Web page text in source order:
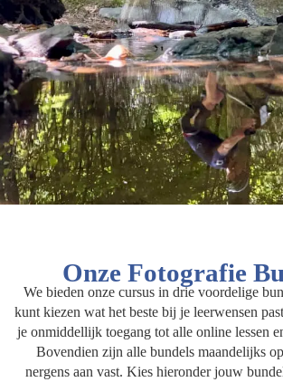
Onze Fotografie
We bieden onze cursus in drie voordelige
kunt kiezen wat het beste bij je leerwensen
je onmiddellijk toegang tot alle online lessen
Bovendien zijn alle bundels maandelijks
nergens aan vast. Kies hieronder jouw